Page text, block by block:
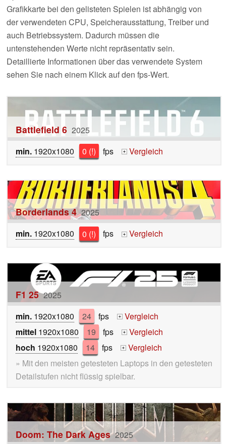
Grafikkarte bei den gelisteten Spielen ist abhängig von
der verwendeten CPU, Speicherausstattung, Treiber und
auch Betriebssystem. Dadurch müssen die
untenstehenden Werte nicht repräsentativ sein.
Detaillierte Informationen über das verwendete System
sehen Sie nach einem Klick auf den fps-Wert.
Battlefield 6 2025
min. 1920x1080 0 (!) fps + Vergleich
Borderlands 4 2025
min. 1920x1080 0 (!) fps + Vergleich
F1 25 2025
min. 1920x1080 24 fps +
Vergleich
mittel 1920x1080 19 fps +
Vergleich
hoch 1920x1080 14 fps +
Vergleich
» Mit den meisten getesteten Laptops in den getesteten
Detailstufen nicht flüssig spielbar.
Doom: The Dark Ages 2025